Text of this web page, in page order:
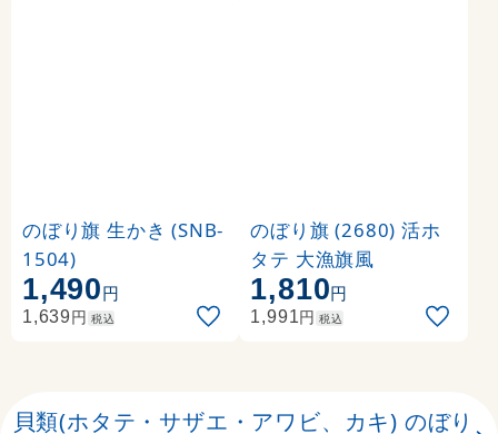
のぼり旗 生かき (SNB-
1504)
1,490円
1,639円 税込
のぼり旗 (2680) 活ホ
タテ 大漁旗風
1,810円
1,991円 税込
貝類(ホタテ・サザエ・アワビ、カキ) のぼり